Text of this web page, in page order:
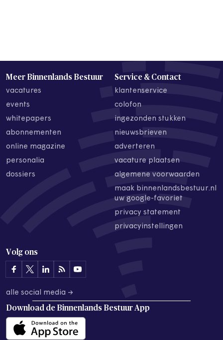
Meer Binnenlands Bestuur
vacatures
events
whitepapers
abonnementen
online magazine
personalia
dossiers
Service & Contact
klantenservice
colofon
ingezonden stukken
nieuwsbrieven
adverteren
vacature plaatsen
algemene voorwaarden
maak binnenlandsbestuur.nl
uw google-favoriet
privacy statement
privacyinstellingen
Volg ons
alle social media →
Download de Binnenlands Bestuur App